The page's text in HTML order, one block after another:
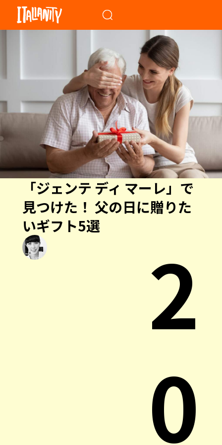
「ジェンテ ディ マーレ」で
見つけた！ 父の日に贈りた
いギフト5選
2
0